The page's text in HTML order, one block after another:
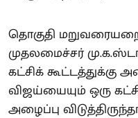
தொகுதி
முதலமைச்சர்
கட்சிக் கூட்டத்துக்கு
விஜய்யையும் ஒரு
அழைப்பு